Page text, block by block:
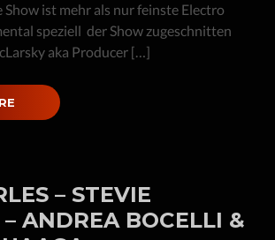
Show ist mehr als nur feinste Electro
speziell der Show zugeschnitten
aka Producer […]
– STEVIE
ANDREA BOCELLI &